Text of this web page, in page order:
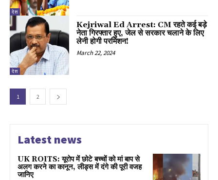
देश
देश
Kejriwal Ed Arrest: CM रहते कई बड़े
नेता गिरफ्तार हुए, जेल से सरकार चलाने के लिए
लेनी होगी परमिशन!
March 22, 2024
1 2
Latest news
UK ROITS: यूरोप में छोटे बच्चों को मां बाप से
अलग करने का कानून, लीड्स में दंगे की पूरी वजह
जानिए